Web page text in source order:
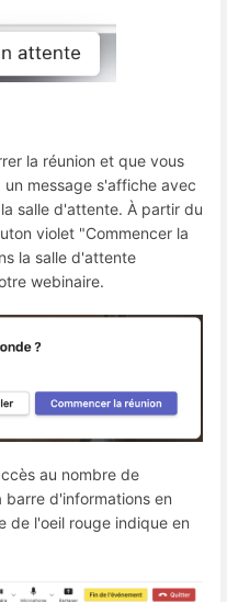
la réunion et que vous
message s'affiche avec
salle d'attente. À partir du
violet "Commencer la
la salle d'attente
webinaire.
au nombre de
barre d'informations en
de l'oeil rouge indique en